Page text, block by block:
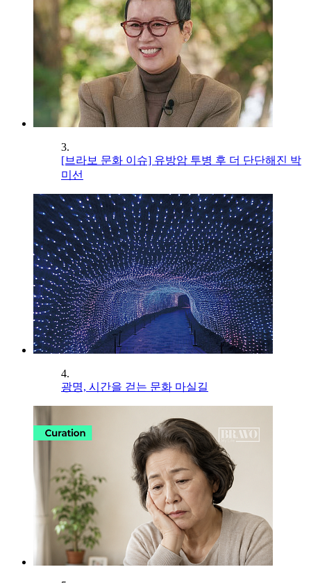
3.
[브라보 문화 이슈] 유방암 투병 후 더 단단해진 박
미선
4.
광명, 시간을 걷는 문화 마실길